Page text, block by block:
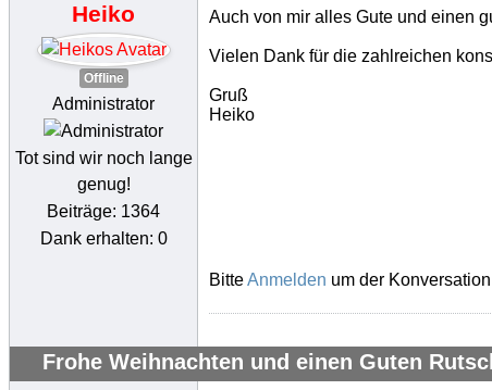
Heiko
Offline
Administrator
Tot sind wir noch lange
genug!
Beiträge: 1364
Dank erhalten: 0
Auch von mir alles Gute und einen
Vielen Dank für die zahlreichen
Gruß
Heiko
BitteAnmelden um der
Frohe Weihnachten und einen Guten